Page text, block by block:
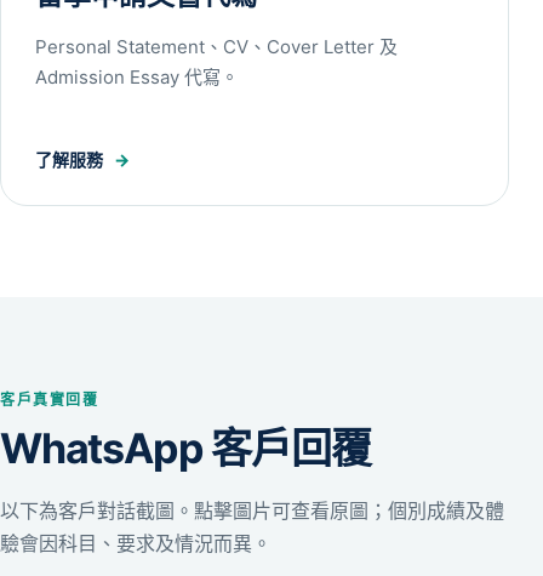
Personal Statement、CV、Cover Letter 及
Admission Essay 代寫。
了解服務 →
客戶真實回覆
WhatsApp 客戶回覆
以下為客戶對話截圖。點擊圖片可查看原圖；個別成績及體
驗會因科目、要求及情況而異。